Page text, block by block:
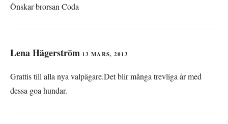
Önskar brorsan Coda
Lena Hägerström 13 MARS, 2013
Grattis till alla nya valpägare.Det blir många trevliga år med
dessa goa hundar.